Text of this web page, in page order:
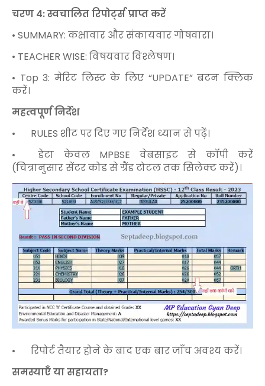
चरण 4: स्वचालित रिपोर्ट्स प्राप्त करें
• SUMMARY: कक्षावार और संकायवार गोषवारा।
• TEACHER WISE: विषयवार विश्लेषण।
• Top 3: मेरिट लिस्ट के लिए “UPDATE” बटन क्लिक
करें।
महत्वपूर्ण निर्देश
•
RULES शीट पर दिए गए निर्देश ध्यान से पढ़ें।
•
डेटा केवल MPBSE वेबसाइट से कॉपी करें
(चित्रानुसार सेंटर कोड से ग्रैंड टोटल तक सिलेक्ट करें)।
•
रिपोर्ट तैयार होने के बाद एक बार जाँच अवश्य करें।
समस्याएँ या सहायता?